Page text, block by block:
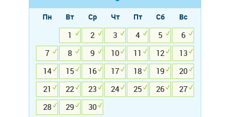
Пн Вт Ср Чт Пт Сб
Вс
1
2 3 4 5
6
7
8 9 10 11 12
13
14
15 16 17 18 19
20
21
22 23 24 25 26
27
28
29 30